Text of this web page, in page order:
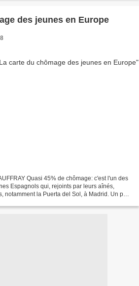
des jeunes en Europe
Quasi 45% de chômage: c'est l'un des
Espagnols qui, rejoints par leurs aînés,
notamment la Puerta del Sol, à Madrid. Un peu